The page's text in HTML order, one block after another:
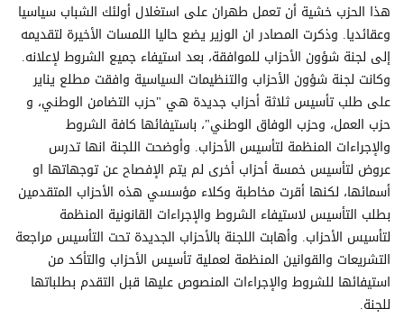
هذا الحزب خشية أن تعمل طهران على استغلال أولئك الشباب سياسيا
وعقائديا. وذكرت المصادر ان الوزير يضع حاليا اللمسات الأخيرة لتقديمه
إلى لجنة شؤون الأحزاب للموافقة، بعد استيفاء جميع الشروط لإعلانه.
وكانت لجنة شؤون الأحزاب والتنظيمات السياسية وافقت مطلع يناير
على طلب تأسيس ثلاثة أحزاب جديدة هي "حزب التضامن الوطني، و
حزب العمل، وحزب الوفاق الوطني"، باستيفائها كافة الشروط
والإجراءات المنظمة لتأسيس الأحزاب. وأوضحت اللجنة انها تدرس
عروض لتأسيس خمسة أحزاب أخرى لم يتم الإفصاح عن توجهاتها او
أسمائها، لكنها أقرت مخاطبة وكلاء مؤسسي هذه الأحزاب المتقدمين
بطلب التأسيس لاستيفاء الشروط والإجراءات القانونية المنظمة
لتأسيس الأحزاب. وأهابت اللجنة بالأحزاب الجديدة تحت التأسيس مراجعة
التشريعات والقوانين المنظمة لعملية تأسيس الأحزاب والتأكد من
استيفائها للشروط والإجراءات المنصوص عليها قبل التقدم بطلباتها
للجنة.